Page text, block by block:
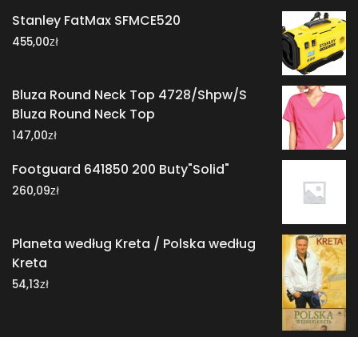
Stanley FatMax SFMCE520
455,00zł
Bluza Round Neck Top 4728/Shpw/S
Bluza Round Neck Top
147,00zł
Footguard 641850 200 Buty"Solid"
260,09zł
Planeta według Kreta / Polska według
Kreta
54,13zł